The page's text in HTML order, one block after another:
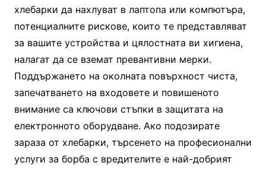
хлебарки да нахлуват в лаптопа или компютъра,
потенциалните рискове, които те представляват
за вашите устройства и цялостната ви хигиена,
налагат да се вземат превантивни мерки.
Поддържането на околната повърхност чиста,
запечатването на входовете и повишеното
внимание са ключови стъпки в защитата на
електронното оборудване. Ако подозирате
зараза от хлебарки, търсенето на професионални
услуги за борба с вредителите е най-добрият